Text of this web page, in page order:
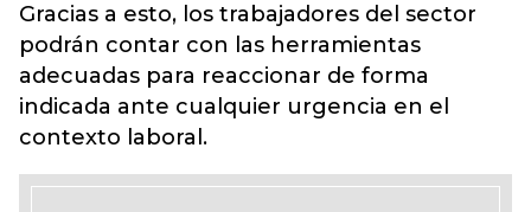
Gracias a esto, los trabajadores del sector
podrán contar con las herramientas
adecuadas para reaccionar de forma
indicada ante cualquier urgencia en el
contexto laboral.